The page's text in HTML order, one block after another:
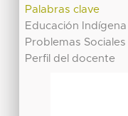
Palabras clave
Educación Indígena
Problemas Sociales
Perfil del docente